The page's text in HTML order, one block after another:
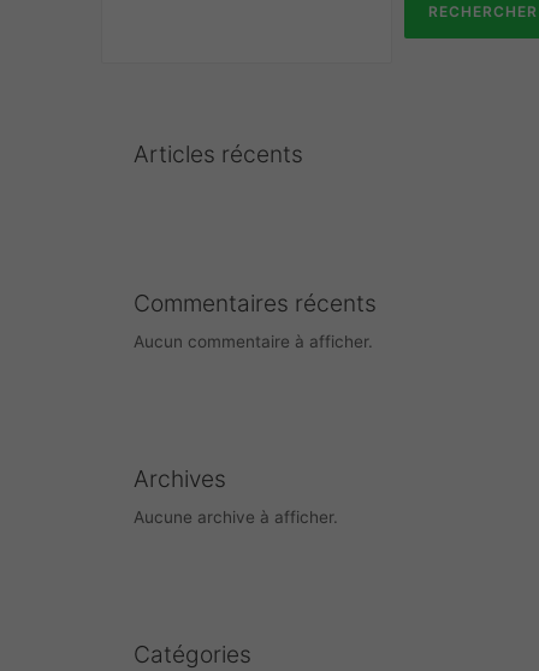
RECHERCHER
Articles récents
Commentaires récents
Aucun commentaire à afficher.
Archives
Aucune archive à afficher.
Catégories